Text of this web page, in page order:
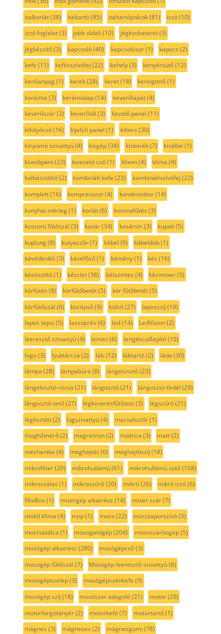
italkorlát(38) italtartó(85) italtartópolcok(81) izzó(10)
izzó foglalat(3) jobb oldali (10) jégkockatartó(3)
jégkészítő(3) kapcsoló(40) kapcsolósor(1) kapocs (2)
kefe (11) kefésszívófej (22) kehely(3) kenyérsütő(12)
kenőanyag(1) kerek(28) keret(18) keringtető(1)
kerámia (3) kerámialap(14) keverőlapát(4)
keverőszár(2) keverőtál (3) kezelő panel (11)
kifolyócső(16) kijelző panel (1) kilincs (30)
kinyomó szivattyú(4) kisgép(34) kiskerék(7) kisállat(1)
kivetőpánt(23) kivezető cső(1) klixon(4) klíma (4)
kolbásztöltő(2) kombinált kefe (23) kombináltszívófej (22)
komplett(16) kompresszor(4) kondenzátor(14)
konyhai mérleg(1) korlát(6) koronafűtés (3)
koszorú fűtőszál (3) kosár(34) kosársín(3) kupak(5)
kuplung(8) kutyaszőr(1) kábel (9) kábeldob(1)
kávédaráló(3) kávéfőző(1) kémény(1) kés (16)
késtisztító(1) készlet(38) kétszintes (4) kézimixer(5)
körfütés (8) körfűtőbetét(5) kör fűtőbetét(5)
körfűtőszál (6) középső(9) külső(27) laposszíj (19)
lapos tepsi (5) lassúprés (6) led(14) LedVision(2)
leeresztő szivattyú(4) lemez (6) lengéscsillapító(10)
logo(3) lyuktárcsa (2) láb(12) lábtartó(2) láda (30)
lámpa (28) lámpabúra (8) lángelosztó(23)
lángelosztó-rózsa (21) lángosztó(21) lángosztó-fedél (29)
lángosztó-tető(27) légkeverésfűtőtest(3) légszűrő(21)
légtisztító(2) lúgszivattyú(4) macsakszőr(1)
maghőmérő(2) magnetron(2) matrica (3) matt(2)
mechanika (4) meghajtás (6) meghajtószíj (18)
mikrofilter(20) mikrohullámú(61) mikrohullámú sütő(108)
mikroszálas (1) mikroszűrő(20) mikró(26) mikró izzó(6)
MixBox(1) mixergép alkatrész (14) mixer szár(7)
mobil klíma (4) mop(1) mora (22) morzsaporszívó(3)
morzsatálca (1) mosogatógép(204) mososzaritogep(5)
mosógép alkatrész (280) mosógépcső(3)
mosógép fűtőszál (7) Mosógép leeresztő szivattyú(6)
mosógépszelep(3) mosógépszénkefe (9)
mosógép szíj (18) mosószer adagoló(21) motor(29)
motorforgótányér(2) motorkefe (7) motortartó(1)
mágnes (3) mágneses (2) mágnesgumi (78)